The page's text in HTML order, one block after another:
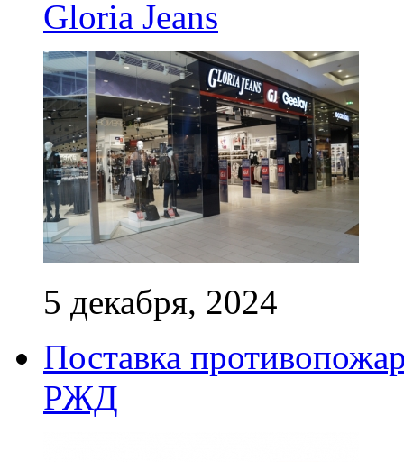
Gloria Jeans
5 декабря, 2024
Поставка
РЖД